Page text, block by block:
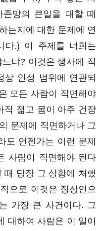
망의 큰일을 대할 때
는지에 대한 문제에 연
다.) 이 주제를 너희는
냐? 이것은 생사에 직
상 인성 범위에 연관되
모든 사람이 직면해야
직 젊고 몸이 아주 건장
문제에 직면하거나 그
도 언젠가는 이런 문제
사람이 직면해야 된다
때 당장 그 상황에 처했
으로 이것은 정상인으
가장 큰 사건이다. 그
대하여 사람은 이 일이